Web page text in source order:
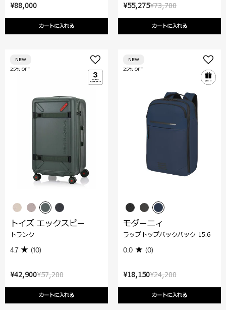
¥88,000
カートに入れる
¥73,700
¥55,275
カートに入れる
¥57,200
¥42,900
カートに入れる
25% OFF
NEW
トイズ エックスピー
トランク
4.7 (10)
¥24,200
¥18,150
カートに入れる
25% OFF
NEW
モダーニィ
ラップトップバックパック 15.6
0.0 (0)